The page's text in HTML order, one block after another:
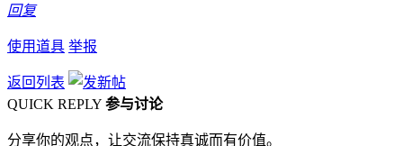
回复
使用道具 举报
返回列表
QUICK REPLY 参与讨论
分享你的观点，让交流保持真诚而有价值。